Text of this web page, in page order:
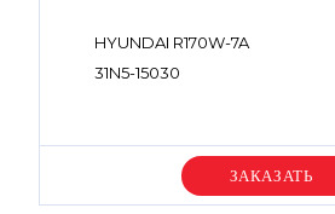
HYUNDAI R170W-7A
31N5-15030
Уточняйте